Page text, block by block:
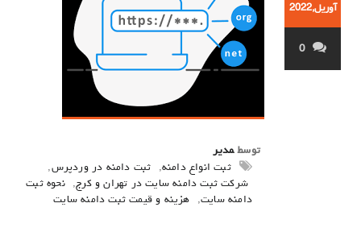
آوریل,2022
0
توسط مدیر
ثبت انواع دامنه, ثبت دامنه در وردپرس,
شرکت ثبت دامنه سایت در تهران و کرج,
نحوه ثبت
دامنه سایت, هزینه و قیمت ثبت دامنه سایت